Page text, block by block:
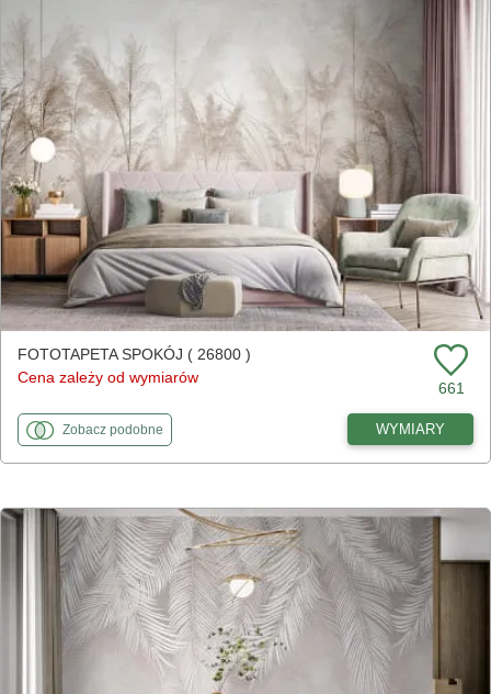
FOTOTAPETA SPOKÓJ ( 26800 )
Cena zależy od wymiarów
661
Zobaczfototapety
podobnedo Spokój WYMIARY